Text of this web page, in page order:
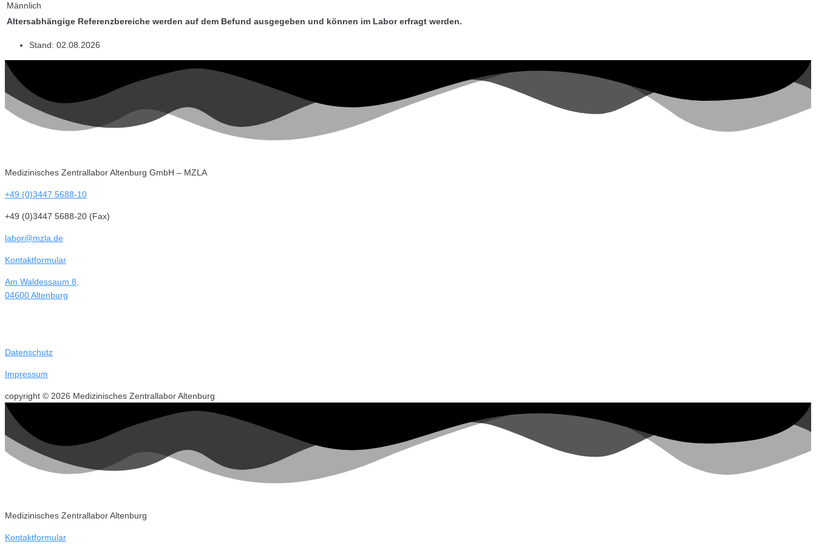
Altersabhängige Referenzbereiche werden auf dem Befund ausgegeben und können im Labor erfragt werden.
Männlich
Stand: 02.08.2026
Medizinisches Zentrallabor Altenburg GmbH – MZLA
+49 (0)3447 5688-10
+49 (0)3447 5688-20 (Fax)
labor@mzla.de
Kontaktformular
Am Waldessaum 8,
04600 Altenburg
Datenschutz
Impressum
copyright © 2026 Medizinisches Zentrallabor Altenburg
Medizinisches Zentrallabor Altenburg
Kontaktformular